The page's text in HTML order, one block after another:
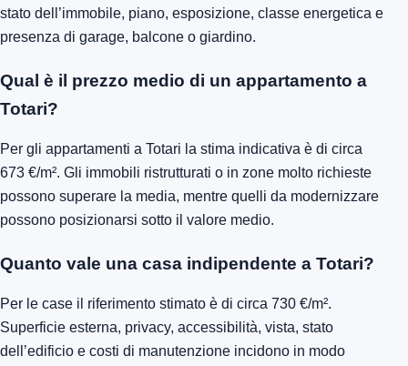
stato dell’immobile, piano, esposizione, classe energetica e
presenza di garage, balcone o giardino.
Qual è il prezzo medio di un appartamento a
Totari?
Per gli appartamenti a Totari la stima indicativa è di circa
673 €/m². Gli immobili ristrutturati o in zone molto richieste
possono superare la media, mentre quelli da modernizzare
possono posizionarsi sotto il valore medio.
Quanto vale una casa indipendente a Totari?
Per le case il riferimento stimato è di circa 730 €/m².
Superficie esterna, privacy, accessibilità, vista, stato
dell’edificio e costi di manutenzione incidono in modo